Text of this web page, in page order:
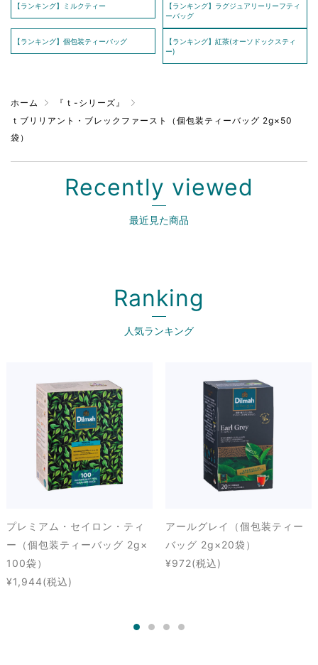
【ランキング】ミルクティー
【ランキング】ラグジュアリーリーフティ
ーバッグ
【ランキング】個包装ティーバッグ
【ランキング】紅茶(オーソドックスティ
ー)
ホーム
『ｔ-シリーズ』
ｔブリリアント・ブレックファースト（個包装ティーバッグ 2g×50
袋）
Recently viewed
最近見た商品
Ranking
人気ランキング
プレミアム・セイロン・ティ
ー（個包装ティーバッグ 2g×
100袋）
¥1,944(税込)
アールグレイ（個包装ティー
バッグ 2g×20袋）
¥972(税込)